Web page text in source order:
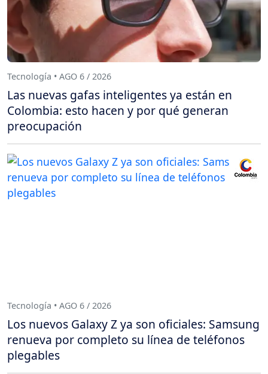
Tecnología • AGO 6 / 2026
Las nuevas gafas inteligentes ya están en
Colombia: esto hacen y por qué generan
preocupación
Tecnología • AGO 6 / 2026
Los nuevos Galaxy Z ya son oficiales: Samsung
renueva por completo su línea de teléfonos
plegables